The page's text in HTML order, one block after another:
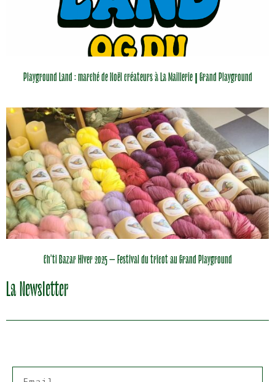
Playground Land : marché de Noël créateurs à La Maillerie | Grand Playground
Ch’ti Bazar Hiver 2025 – Festival du tricot au Grand Playground
La Newsletter